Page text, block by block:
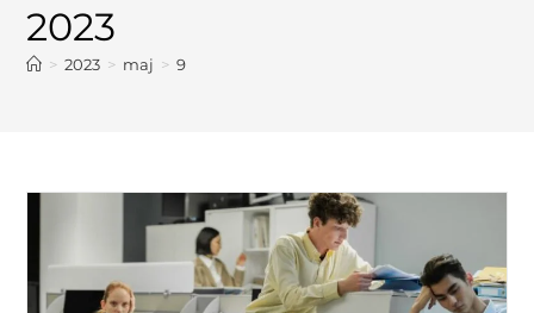
2023
> 2023 > maj > 9